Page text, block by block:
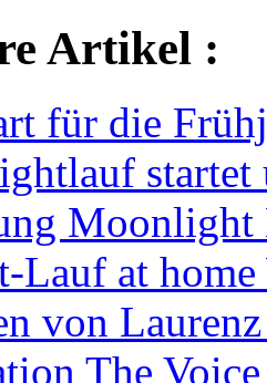
Artikel :
für die
at home
von
The